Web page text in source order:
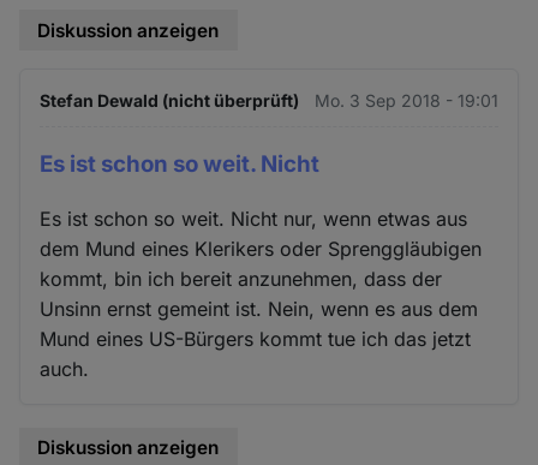
Diskussion anzeigen
Stefan Dewald (nicht überprüft) Mo. 3 Sep 2018 - 19:01
Es ist schon so weit. Nicht
Es ist schon so weit. Nicht nur, wenn etwas aus
dem Mund eines Klerikers oder Sprenggläubigen
kommt, bin ich bereit anzunehmen, dass der
Unsinn ernst gemeint ist. Nein, wenn es aus dem
Mund eines US-Bürgers kommt tue ich das jetzt
auch.
Diskussion anzeigen